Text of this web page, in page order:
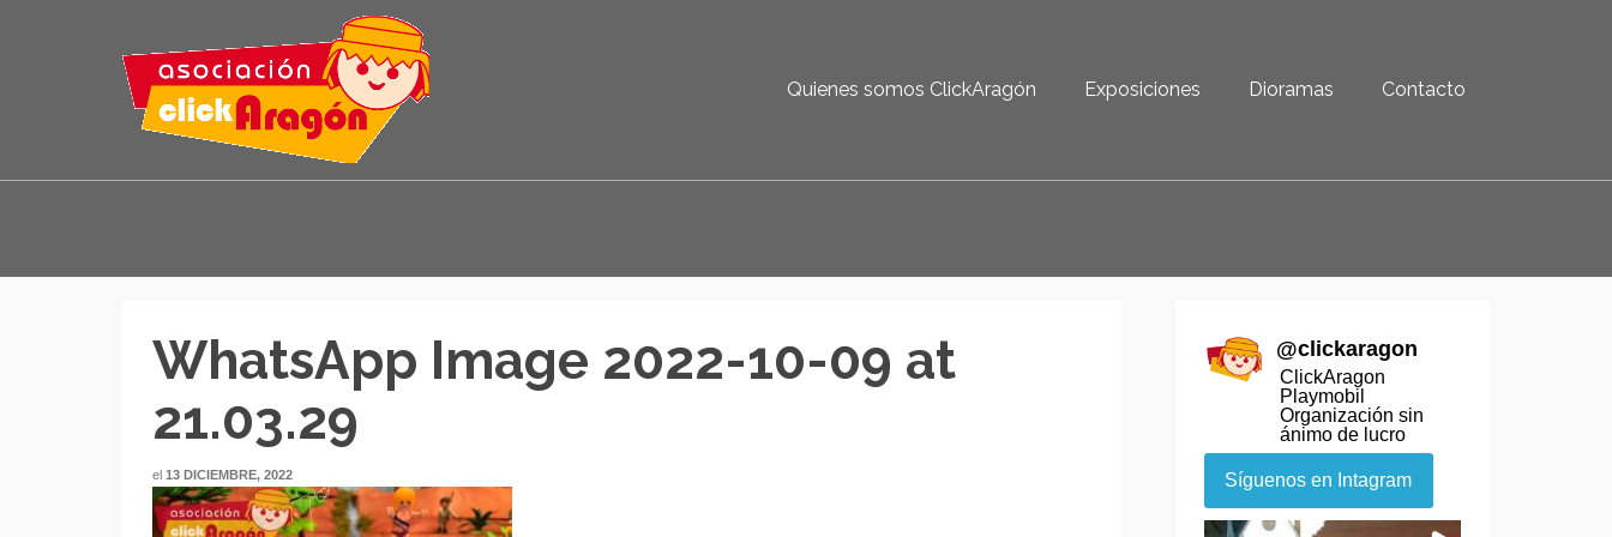
Quienes somos ClickAragón Exposiciones Dioramas Contacto
WhatsApp Image 2022-10-09 at
21.03.29
el 13 DICIEMBRE, 2022
@clickaragon
ClickAragon
Playmobil
Organización sin
ánimo de lucro
Síguenos en Intagram